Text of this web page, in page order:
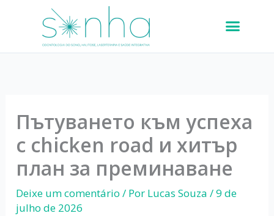
Пътуването към успеха
с chicken road и хитър
план за преминаване
Deixe um comentário / Por Lucas Souza/9 de
julho de 2026